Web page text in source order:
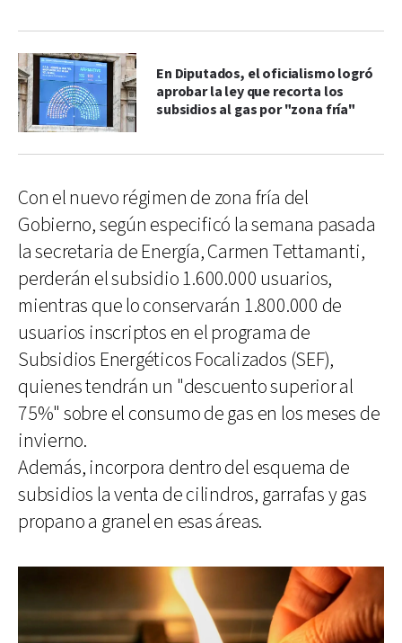
En Diputados, el oficialismo logró
aprobar la ley que recorta los
subsidios al gas por "zona fría"
Con el nuevo régimen de zona fría del
Gobierno, según especificó la semana pasada
la secretaria de Energía, Carmen Tettamanti,
perderán el subsidio 1.600.000 usuarios,
mientras que lo conservarán 1.800.000 de
usuarios inscriptos en el programa de
Subsidios Energéticos Focalizados (SEF),
quienes tendrán un "descuento superior al
75%" sobre el consumo de gas en los meses de
invierno.
Además, incorpora dentro del esquema de
subsidios la venta de cilindros, garrafas y gas
propano a granel en esas áreas.